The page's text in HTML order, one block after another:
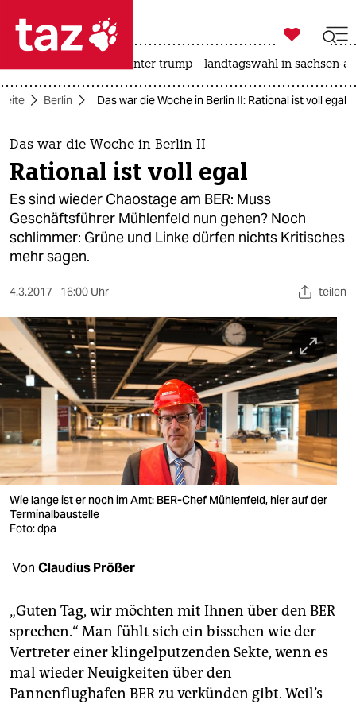
 taz zahl ich
taz zahl ich
themen
politik
öko
gesellschaft
kultur
sport
berlin
nord
wahrheit
verlag
verlag
veranstaltungen
unterstützen
abo
genossenschaft

taz zahl ich
usa unter trump landtagswahl in sachsen-
Berlin Das war die Woche in Berlin II: Rational ist voll egal
Das war die Woche in Berlin II
Rational ist voll egal
Es sind wieder Chaostage am BER: Muss
Geschäftsführer Mühlenfeld nun gehen? Noch
schlimmer: Grüne und Linke dürfen nichts Kritisches
mehr sagen.
4.3.2017 16:00 Uhr teilen
Wie lange ist er noch im Amt: BER-Chef Mühlenfeld, hier auf der
Terminalbaustelle
Foto: dpa
Von Claudius Prößer
„Guten Tag, wir möchten mit Ihnen über den BER
sprechen.“ Man fühlt sich ein bisschen wie der
Vertreter einer klingelputzenden Sekte, wenn es
mal wieder Neuigkeiten über den
Pannenflughafen BER zu verkünden gibt. Weil’s